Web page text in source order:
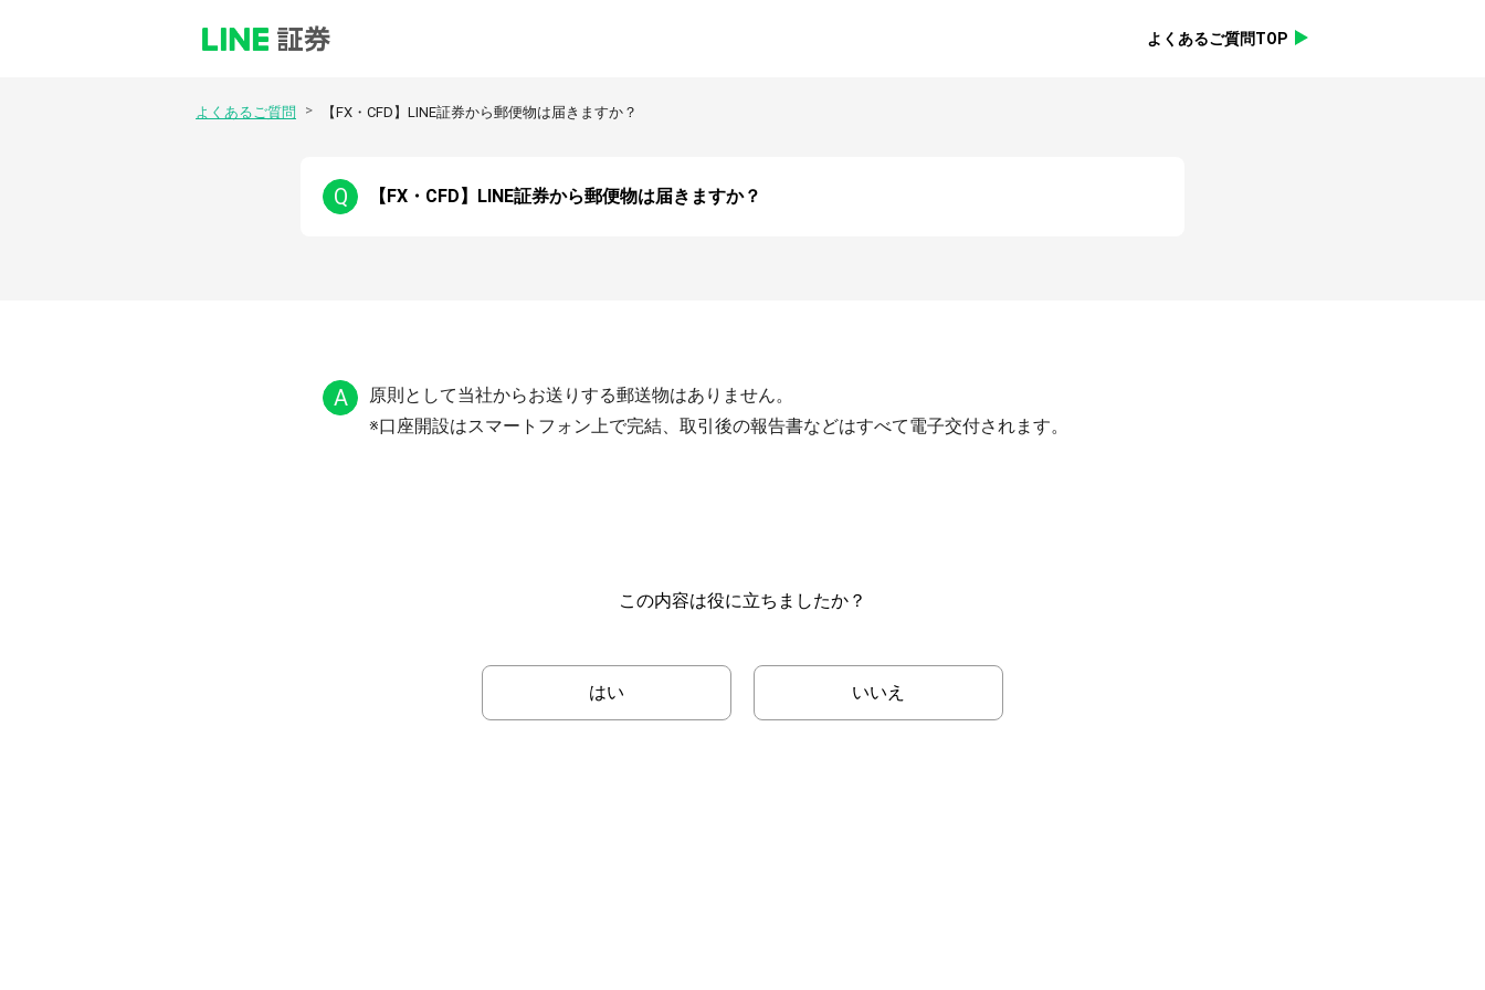
よくあるご質問TOP
よくあるご質問 > 【FX・CFD】LINE証券から郵便物は届きますか？
Q 【FX・CFD】LINE証券から郵便物は届きますか？
A
原則として当社からお送りする郵送物はありません。
この内容は役に立ちましたか？
はい いいえ